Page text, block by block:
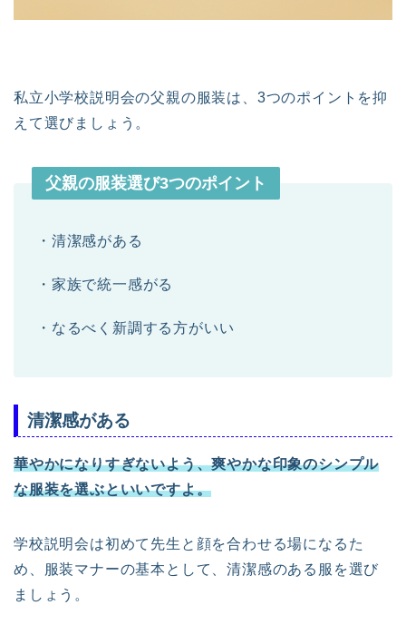
私立小学校説明会の父親の服装は、3つのポイントを抑
えて選びましょう。
父親の服装選び3つのポイント
・清潔感がある
・家族で統一感がる
・なるべく新調する方がいい
清潔感がある
華やかになりすぎないよう、爽やかな印象のシンプル
な服装を選ぶといいですよ。
学校説明会は初めて先生と顔を合わせる場になるた
め、服装マナーの基本として、清潔感のある服を選び
ましょう。